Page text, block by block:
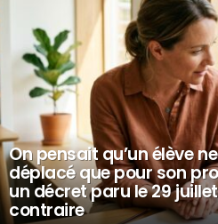
On pensait qu’un élève
déplacé que pour son
un décret paru le 29
contraire